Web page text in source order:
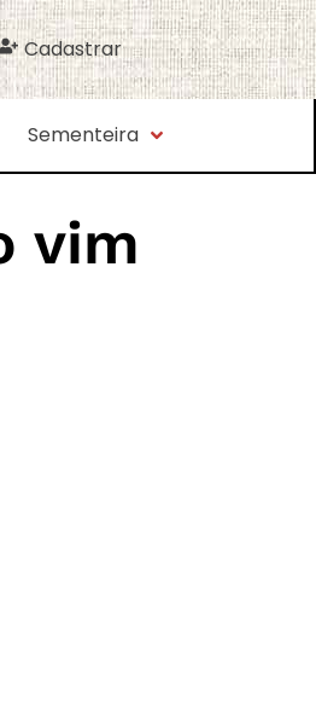
Cadastrar
Sementeira
vim